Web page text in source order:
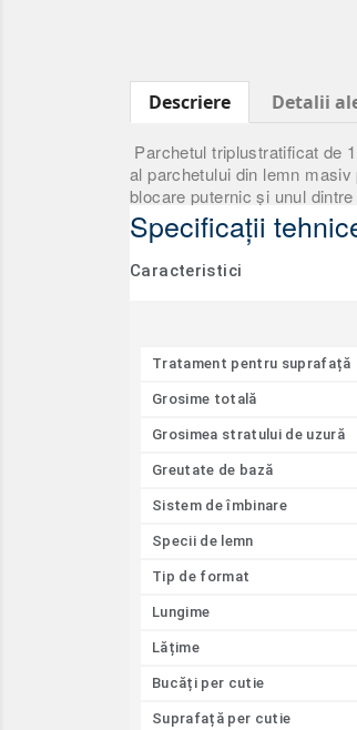
Descriere Detalii
Parchetul triplustratificat de
al parchetului din lemn
blocare puternic şi unul
Specificații
Caracteristici
Tratament pentru suprafață
Grosime totală
Grosimea stratului de uzură
Greutate de bază
Sistem de îmbinare
Specii de lemn
Tip de format
Lungime
Lățime
Bucăți per cutie
Suprafață per cutie